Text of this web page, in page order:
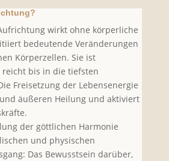
wirkt ohne körperliche
bedeutende Veränderungen
Körperzellen. Sie ist
bis in die tiefsten
Freisetzung der Lebensenergie
äußeren Heilung und aktiviert
der göttlichen Harmonie
und physischen
Das Bewusstsein darüber,